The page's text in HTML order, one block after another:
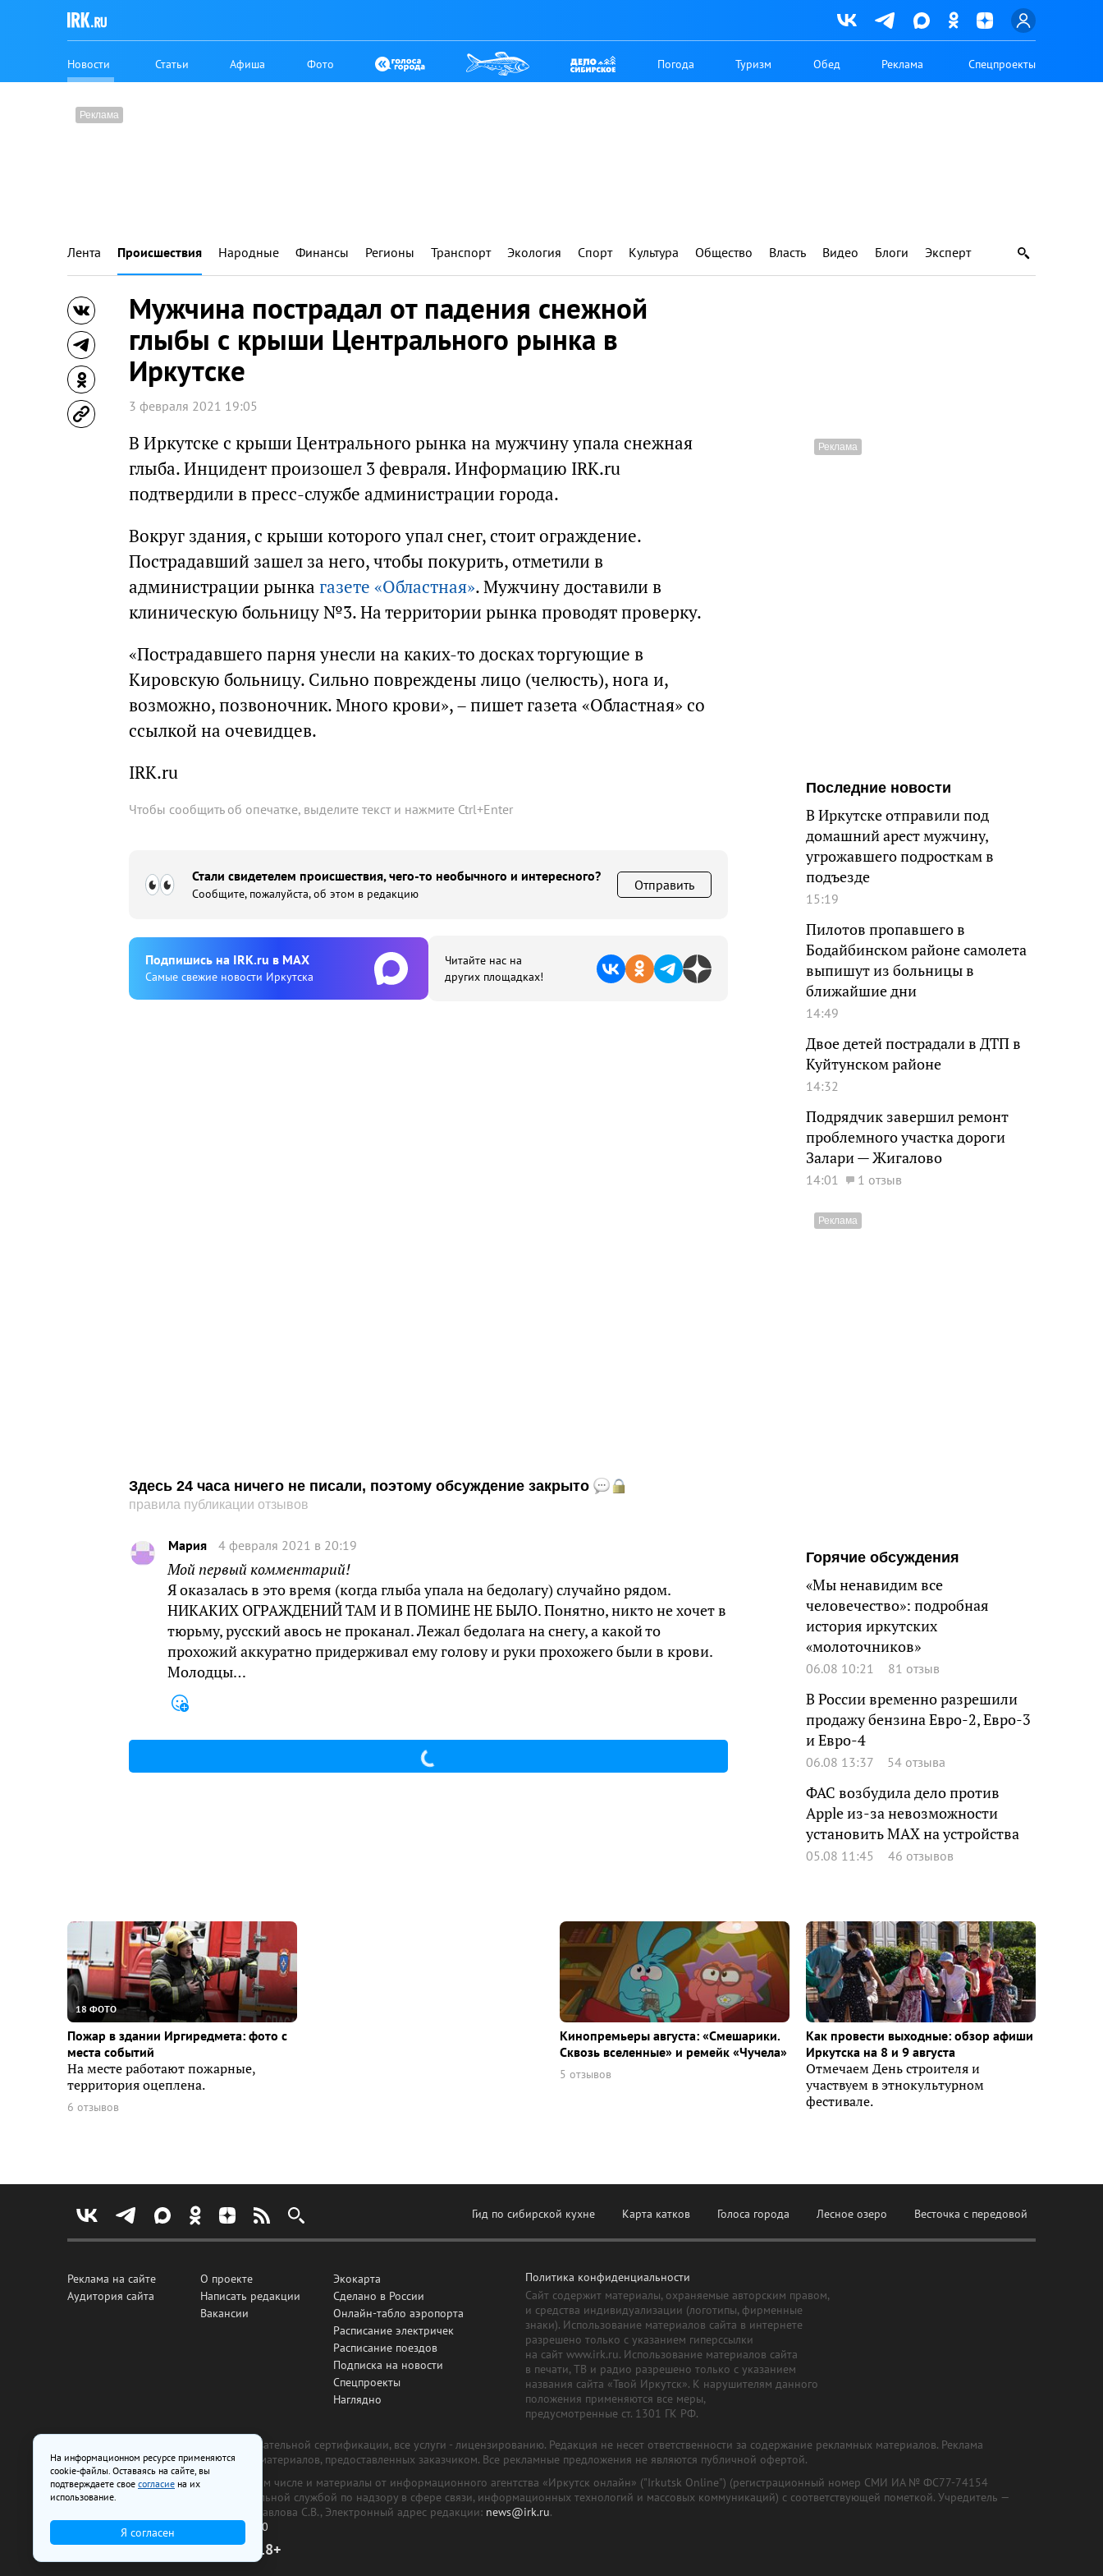
Новости Статьи Афиша Фото Погода Туризм Обед Реклама Спецпроекты
Лента Происшествия Народные Финансы Регионы Транспорт Экология Спорт Культура Общество Власть Видео Блоги Эксперт
Мужчина пострадал от падения снежной
глыбы с крыши Центрального рынка в
Иркутске
3 февраля 2021 19:05
В Иркутске с крыши Центрального рынка на мужчину упала снежная
глыба. Инцидент произошел 3 февраля. Информацию IRK.ru
подтвердили в пресс-службе администрации города.
Вокруг здания, с крыши которого упал снег, стоит ограждение.
Пострадавший зашел за него, чтобы покурить, отметили в
администрации рынка газете «Областная». Мужчину доставили в
клиническую больницу №3. На территории рынка проводят проверку.
«Пострадавшего парня унесли на каких-то досках торгующие в
Кировскую больницу. Сильно повреждены лицо (челюсть), нога и,
возможно, позвоночник. Много крови», – пишет газета «Областная» со
ссылкой на очевидцев.
IRK.ru
Чтобы сообщить об опечатке, выделите текст и нажмите Ctrl+Enter
Стали свидетелем происшествия, чего-то необычного и интересного?
Сообщите, пожалуйста, об этом в редакцию
Отправить
Подпишиcь на IRK.ru в MAX
Cамые свежие новости Иркутска
Читайте нас на
других площадках!
Здесь 24 часа ничего не писали, поэтому обсуждение закрыто
правила публикации отзывов
Мария 4 февраля 2021 в 20:19
Мой первый комментарий!
Я оказалась в это время (когда глыба упала на бедолагу) случайно рядом.
НИКАКИХ ОГРАЖДЕНИЙ ТАМ И В ПОМИНЕ НЕ БЫЛО. Понятно, никто не хочет в
тюрьму, русский авось не проканал. Лежал бедолага на снегу, а какой то
прохожий аккуратно придерживал ему голову и руки прохожего были в крови.
Молодцы…
Последние новости
В Иркутске отправили под
домашний арест мужчину,
угрожавшего подросткам в
подъезде
15:19
Пилотов пропавшего в
Бодайбинском районе самолета
выпишут из больницы в
ближайшие дни
14:49
Двое детей пострадали в ДТП в
Куйтунском районе
14:32
Подрядчик завершил ремонт
проблемного участка дороги
Залари — Жигалово
14:01 1 отзыв
Горячие обсуждения
«Мы ненавидим все
человечество»: подробная
история иркутских
«молоточников»
06.08 10:21 81 отзыв
В России временно разрешили
продажу бензина Евро-2, Евро-3
и Евро-4
06.08 13:37 54 отзыва
ФАС возбудила дело против
Apple из-за невозможности
установить MAX на устройства
05.08 11:45 46 отзывов
18 ФОТО
Пожар в здании Иргиредмета: фото с
места событий
На месте работают пожарные,
территория оцеплена.
6 отзывов
Кинопремьеры августа: «Смешарики.
Сквозь вселенные» и ремейк «Чучела»
5 отзывов
Как провести выходные: обзор афиши
Иркутска на 8 и 9 августа
Отмечаем День строителя и
участвуем в этнокультурном
фестивале.
Гид по сибирской кухне Карта катков Голоса города Лесное озеро Весточка с передовой
Реклама на сайте
Аудитория сайта
О проекте
Написать редакции
Вакансии
Экокарта
Сделано в России
Онлайн-табло аэропорта
Расписание электричек
Расписание поездов
Подписка на новости
Спецпроекты
Наглядно
Политика конфиденциальности
Сайт содержит материалы, охраняемые авторским правом,
и средства индивидуализации (логотипы, фирменные
знаки). Использование материалов сайта в интернете
разрешено только с указанием гиперссылки
на сайт www.irk.ru. Использование материалов сайта
в печати, ТВ и радио разрешено только с указанием
названия сайта «Твой Иркутск». К нарушителям данного
положения применяются все меры,
предусмотренные ст. 1301 ГК РФ.
Все рекламные товары подлежат обязательной сертификации, все услуги - лицензированию. Редакция не несет ответственности за содержание рекламных материалов. Реклама
изготовлена и размещена на основе материалов, предоставленных заказчиком. Все рекламные предложения не являются публичной офертой.
На сайте www.irk.ru размещаются в том числе и материалы от информационного агентства «Иркутск онлайн» ("Irkutsk Online") (регистрационный номер СМИ ИА № ФС77-74154
от 29 октября 2018 г., выдан Федеральной службой по надзору в сфере связи, информационных технологий и массовых коммуникаций) с соответствующей пометкой. Учредитель —
ООО «Ирк.ру». Главный редактор — Павлова С.В., Электронный адрес редакции: news@irk.ru.
Телефон редакции:
+7 (3952) 48-88-50
18+
На информационном ресурсе применяются
cookie-файлы. Оставаясь на сайте, вы
подтверждаете свое согласие на их
использование.
Я согласен